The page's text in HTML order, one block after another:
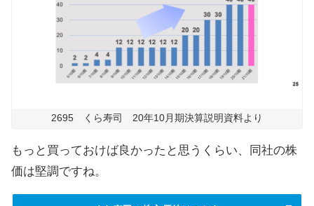
2695 くら寿司 20年10月期決算説明資料より
もっと買っておけば良かったと思うくらい、同社の株
価は堅調ですね。